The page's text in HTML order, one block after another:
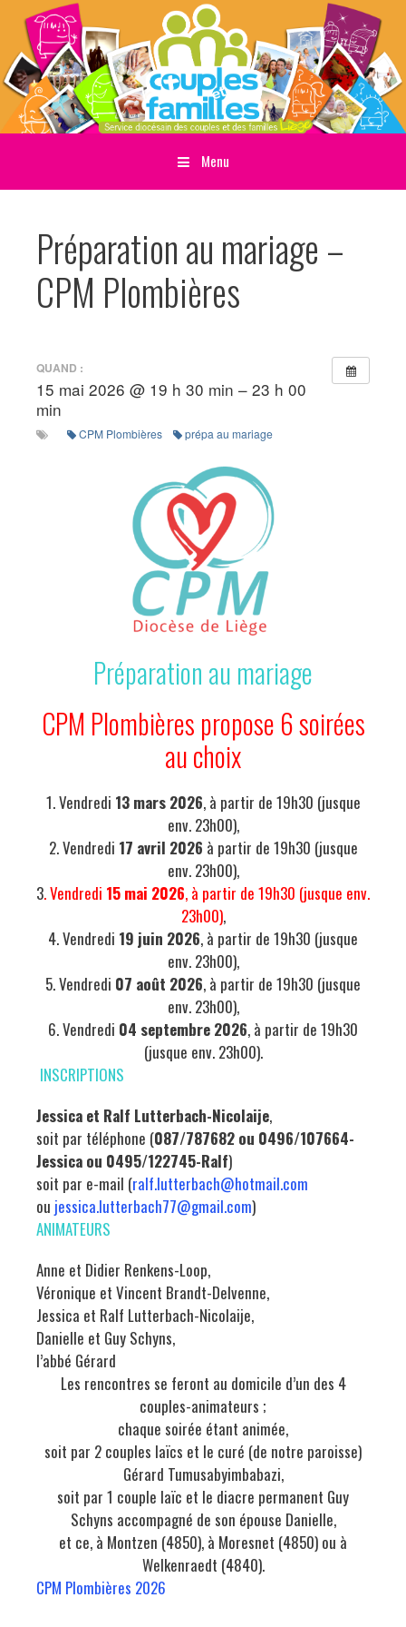
Menu
Préparation au mariage –
CPM Plombières
QUAND :
15 mai 2026 @ 19 h 30 min – 23 h 00
min
CPM Plombières prépa au mariage
Préparation au mariage
CPM Plombières propose 6 soirées
au choix
1. Vendredi 13 mars 2026, à partir de 19h30 (jusque
env. 23h00),
2. Vendredi 17 avril 2026 à partir de 19h30 (jusque
env. 23h00),
3. Vendredi 15 mai 2026, à partir de 19h30 (jusque env.
23h00),
4. Vendredi 19 juin 2026, à partir de 19h30 (jusque
env. 23h00),
5. Vendredi 07 août 2026, à partir de 19h30 (jusque
env. 23h00),
6. Vendredi 04 septembre 2026, à partir de 19h30
(jusque env. 23h00).
INSCRIPTIONS
Jessica et Ralf Lutterbach-Nicolaije,
soit par téléphone (087/787682 ou 0496/107664-
Jessica ou 0495/122745-Ralf)
soit par e-mail (ralf.lutterbach@hotmail.com
ou jessica.lutterbach77@gmail.com)
ANIMATEURS
Anne et Didier Renkens-Loop,
Véronique et Vincent Brandt-Delvenne,
Jessica et Ralf Lutterbach-Nicolaije,
Danielle et Guy Schyns,
l’abbé Gérard
Les rencontres se feront au domicile d’un des 4
couples-animateurs ;
chaque soirée étant animée,
soit par 2 couples laïcs et le curé (de notre paroisse)
Gérard Tumusabyimbabazi,
soit par 1 couple laïc et le diacre permanent Guy
Schyns accompagné de son épouse Danielle,
et ce, à Montzen (4850), à Moresnet (4850) ou à
Welkenraedt (4840).
CPM Plombières 2026